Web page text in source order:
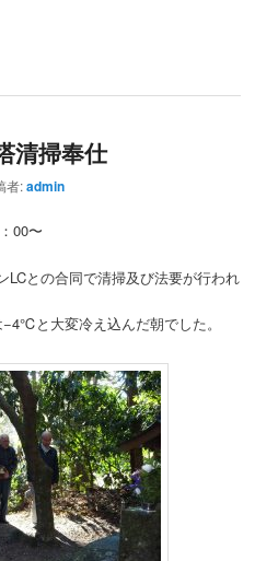
清掃奉仕
者:admin
00〜
LCとの合同で清掃及び法要が行われ
と大変冷え込んだ朝でした。